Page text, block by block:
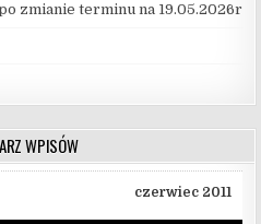
zmianie terminu na 19.05.2026r
WPISÓW
czerwiec 2011